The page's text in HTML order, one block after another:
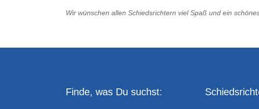
Wir wünschen allen Schiedsrichtern viel Spaß und ein
Finde, was Du suchst: